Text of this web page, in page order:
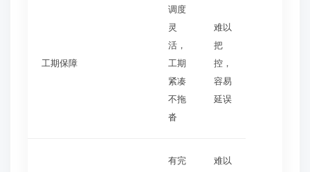
工期保障
调度
灵
活，
工期
紧凑
不拖
沓
难以
把
控，
容易
延误
有完
难以